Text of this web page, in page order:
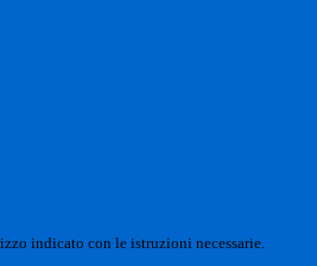
indicato con le istruzioni necessarie.